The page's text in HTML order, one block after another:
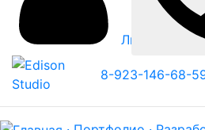
Личный
8-923-146-68-